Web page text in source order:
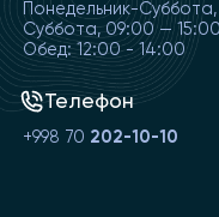
Понедельник-
Суббота, 09:00 — 15:00
Обед: 12:00 - 14:00
Телефон
+998 70 202-10-10